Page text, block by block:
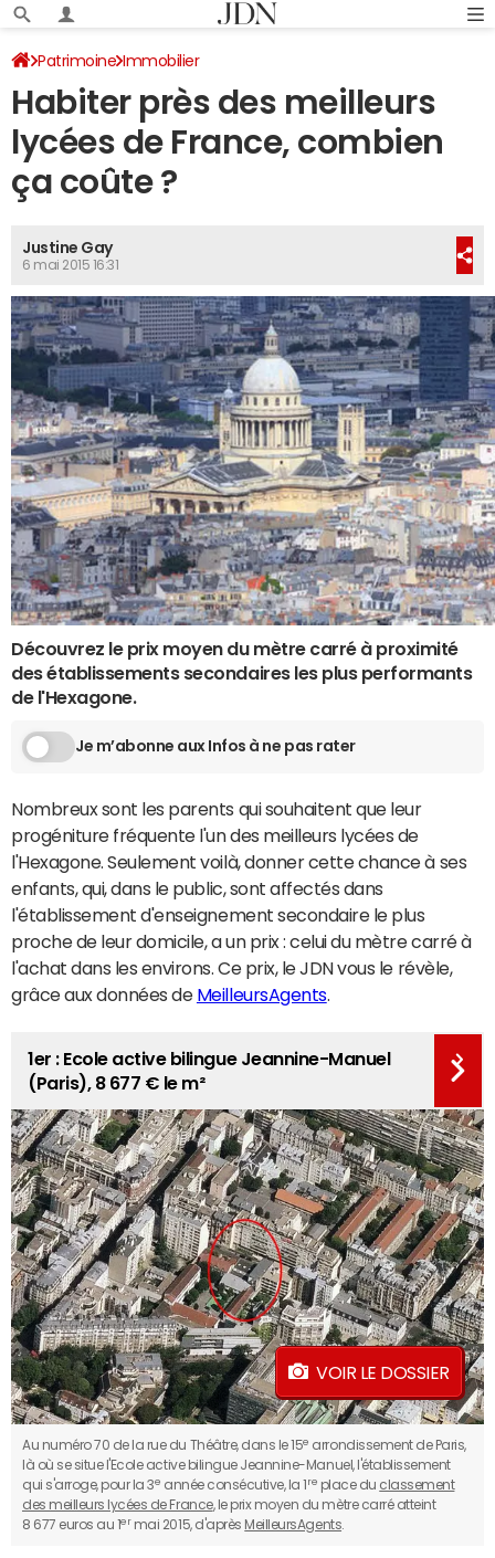
Patrimoine Immobilier
Habiter près des meilleurs
lycées de France, combien
ça coûte ?
Justine Gay
6 mai 2015 16:31
Découvrez le prix moyen du mètre carré à proximité
des établissements secondaires les plus performants
de l'Hexagone.
Je m’abonne aux Infos à ne pas rater
Nombreux sont les parents qui souhaitent que leur
progéniture fréquente l'un des meilleurs lycées de
l'Hexagone. Seulement voilà, donner cette chance à ses
enfants, qui, dans le public, sont affectés dans
l'établissement d'enseignement secondaire le plus
proche de leur domicile, a un prix : celui du mètre carré à
l'achat dans les environs. Ce prix, le JDN vous le révèle,
grâce aux données de MeilleursAgents.
1er : Ecole active bilingue Jeannine-Manuel
(Paris), 8 677 € le m²
VOIR LE DOSSIER
Au numéro 70 de la rue du Théâtre, dans le 15e arrondissement de Paris,
là où se situe l'Ecole active bilingue Jeannine-Manuel, l'établissement
qui s'arroge, pour la 3e année consécutive, la 1 re place du classement
des meilleurs lycées de France, le prix moyen du mètre carré atteint
8 677 euros au 1er mai 2015, d'après MeilleursAgents.